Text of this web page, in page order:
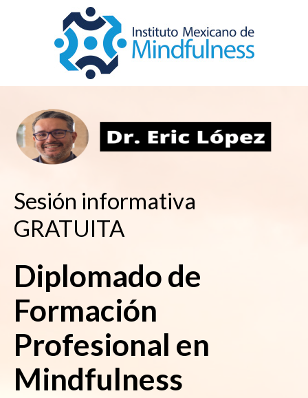
Sesión informativa
GRATUITA
Diplomado de
Formación
Profesional en
Mindfulness